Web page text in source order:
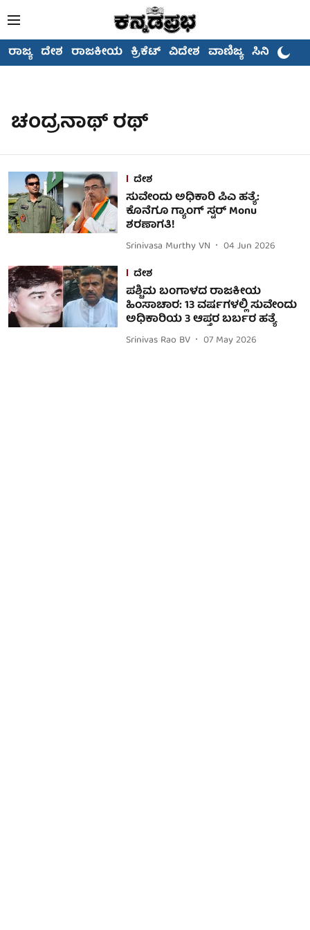
ರಾಜ್ಯ ದೇಶ ರಾಜಕೀಯ ಕ್ರಿಕೆಟ್ ವಿದೇಶ ವಾಣಿಜ್ಯ ಸಿನಿಮಾ
ಚಂದ್ರನಾಥ್ ರಥ್
ದೇಶ
ಸುವೇಂದು ಅಧಿಕಾರಿ ಪಿಎ ಹತ್ಯೆ:
ಕೊನೆಗೂ ಗ್ಯಾಂಗ್ ಸ್ಟರ್ Monu
ಶರಣಾಗತಿ!
Srinivasa Murthy VN
04 Jun 2026
ದೇಶ
ಪಶ್ಚಿಮ ಬಂಗಾಳದ ರಾಜಕೀಯ
ಹಿಂಸಾಚಾರ: 13 ವರ್ಷಗಳಲ್ಲಿ ಸುವೇಂದು
ಅಧಿಕಾರಿಯ 3 ಆಪ್ತರ ಬರ್ಬರ ಹತ್ಯೆ
Srinivas Rao BV 07 May 2026